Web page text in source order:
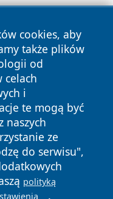
cookies, aby
także plików
od
celach
i
te mogą być
naszych
ze
do serwisu",
polityką
.
prawa zastrzeżone.
Polityka
Cookies